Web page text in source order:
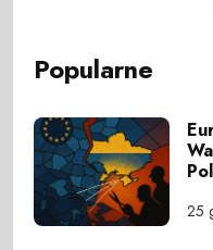
Popularne
25